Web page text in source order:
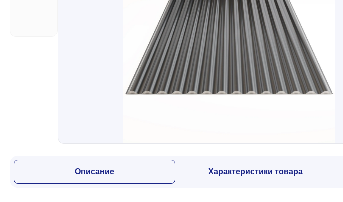
Водосточная система
Описание Характеристики товара